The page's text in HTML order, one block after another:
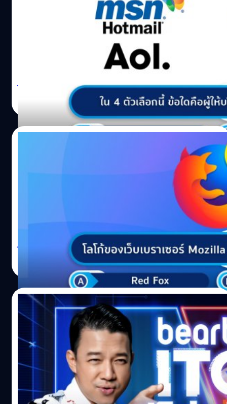
ซึ่งไม่ได้มีความหมายอะไร เป็นแค่การพิมพ์ตัวอักษรเรียงกัน
บนแป้นคีย์บอร์ด เมื่อถูกถามถึงที่มาของข้อความแรกที่ส่งออก
ไป ทอมลินสันก็มาเปิดเผยในภายหลังว่า “ผมส่งข้อความเพื่อ
ทดสอบระบบไปอีกเครื่องหลายต่อหลายรอบเลย ผมจำเป๊ะ ๆ
ไม่ได้แล้วแหละ ว่าพิมพ์อะไรไป แต่มันเป็นข้อความประมาณ
‘QWERTYUIOP’ นี่แหละ” พิสูจน์อักษร : สุชยา เกษจำรัส
ข้อใดคือผู้ให้บริการอีเมลเป็นรายแรก?
คำถาม: ใน 4 ตัวเลือกนี้ข้อใดคือผู้ให้บริการอีเมลเป็นรายแรก
A.Hotmail B.Yahoo C.AOL D.Gmail คำตอบก็คือข้อ: C
‘AOL’ ‘AOL Mail’ หรือ America Online เกิดขึ้นเมื่อปี 1993
โดยบริษัท AOL Inc. (America-Online Incorporated) ซึ่งเป็น
ผู้ให้บริการอินเทอร์เน็ตรายแรก ๆ ของอเมริกา โดยในปี 1997
AOL Mail กลายเป็นผู้ให้บริการอีเมลที่มีผู้ใช้งานมากที่สุดใน
โลกคือ 9 ล้านคน ซึ่งถ้าใครเคยดูหนังเรื่อง You’ve Got Mail
(1998) คงจำ AOL Mail กันได้เป็นอย่างดี เพราะในเรื่องคู่พระ
รางอย่าง ทอม แฮงค์ส (Tom Hanks) กับเม็ก ไรอัน (Meg
Ryan) ต่างก็ใช้ AOL Mail ส่งหากันไปมาตลอดทั้งเรื่อง ส่วน
วิทวัส ปัญญาเลิศวุฒิ| 1745 days ago
โลโก้ของเว็บเบราว์เซอร์ Mozilla Firefox เป็น
สัตว์ชนิดใด?
คำถาม: โลโก้ของเว็บเบราเซอร์ Mozilla Firefox เป็นสัตว์ชนิด
ใด? A.Red Fox B.Fox C.Red Panda D.Raccoon คำตอบก็คือ
ข้อ: A ‘Red Fox’ โลโก้ของเว็บเบราว์เซอร์สุดฮิตอย่าง Mozilla
Firefox ได้รับแรงบันดาลใจมาจาก ‘Red Fox’ หรือจิ้งจอกแดง
แต่หากย้อนกลับไปตอนออกแบบโลโก้ครั้งแรกเลย ไอเดียตั้ง
ต้นของสัตว์ที่จะใช้ในโลโก้ก็คือ ‘Red Panda’ หรือแพนด้าแดง
นั่นเอง แต่หลังแทนตัวเองว่าเป็นแพนด้าแดงมาสักพัก พอเวลา
ผ่านไป ผู้ใช้งานทั่วไปดันไปมองว่าเจ้าแพนด้าแดงเป็นจิ้งจอก
กันมากกว่า แถมจิ้งจอกก็เป็นสัตว์ที่ค่อนข้างเป็นที่รู้จักมากกว่า
แพนด้าแดง จอห์น ฮิกส์ (Jon Hicks) ดีไซน์เนอร์ผู้ออกแบบ
โลโก้ชิ้นนี้ ก็เลยบอกว่างั้นให้มันเป็นจิ้งจอกแดงไปเลยละกัน
เกร็ดน่ารู้อีกเรื่องก็คือ จริง ๆ แล้ว Mozilla Firefox ไม่ได้มีชื่อ
ว่า ‘Firefox’ ตั้งแต่เริ่ม โดย Firefox เกิดจากโครงการมอซิลลา
ที่เป็น Mozilla Suite หรือ โปรแกรมชุดมอซิลลา ก่อนจะมีการ
แยกตัวออกมาภายหลัง โดยก่อนจะมาใช้ชื่อ Firefox ทีมงาน
ได้มีการตั้งชื่อให้สารพัดไม่ว่าจะเป็น…
วิทวัส ปัญญาเลิศวุฒิ | 1759 days ago
20/09/2021
beartai ITQ ท้า ‘จีโน่ The Snack’ อดีต
ครีเอทีฟ ‘Bie The Ska’ มาวัดความรู้ไอที
'จีโน่ ปิยพล ม่วงมี' หรือ 'จีโน่ The Snack' เขาเคยเป็น Creative
ให้กับยูทูบเบอร์เบอร์ต้น ๆ ของประเทศอย่าง 'Bie The Ska'
แต่ปัจจุบัน ผันตัวออกมาเปิดช่องยูทูบของตัวเองในชื่อ 'The
Snack' (เดอะ สแน็ก)